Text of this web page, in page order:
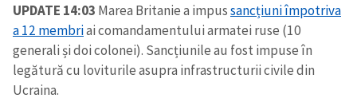
UPDATE 14:03 Marea Britanie a impussancțiuni împotriva
a 12 membriai comandamentului armatei ruse (10
generali și doi colonei). Sancțiunile au fost impuse în
legătură cu loviturile asupra infrastructurii civile din
Ucraina.